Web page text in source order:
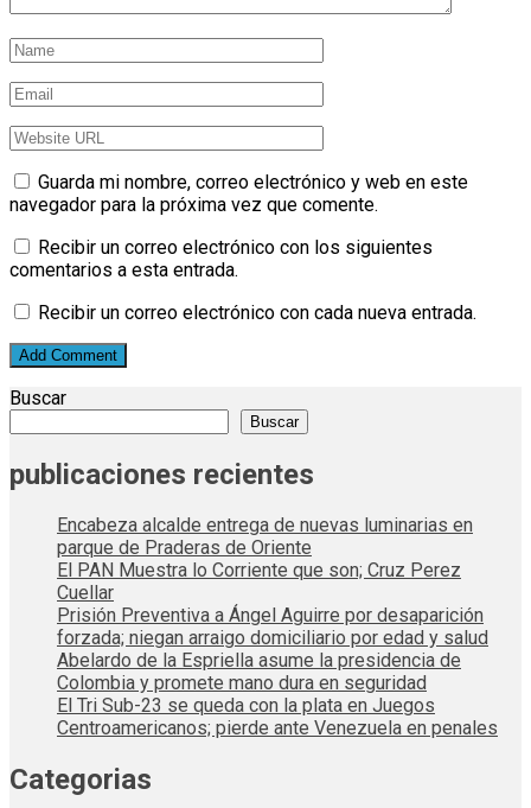
Guarda mi nombre, correo electrónico y web en este
navegador para la próxima vez que comente.
Recibir un correo electrónico con los siguientes
comentarios a esta entrada.
Recibir un correo electrónico con cada nueva entrada.
Buscar
Buscar
publicaciones recientes
Encabeza alcalde entrega de nuevas luminarias en
parque de Praderas de Oriente
El PAN Muestra lo Corriente que son; Cruz Perez
Cuellar
Prisión Preventiva a Ángel Aguirre por desaparición
forzada; niegan arraigo domiciliario por edad y salud
Abelardo de la Espriella asume la presidencia de
Colombia y promete mano dura en seguridad
El Tri Sub-23 se queda con la plata en Juegos
Centroamericanos; pierde ante Venezuela en penales
Categorias